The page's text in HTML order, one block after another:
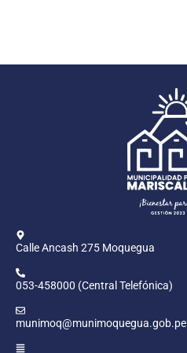
Calle Ancash 275 Moquegua
053-458000 (Central Telefónica)
munimoq@munimoquegua.gob.pe